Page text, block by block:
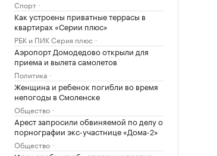
Спорт
Как устроены приватные террасы в
квартирах «Серии плюс»
РБК и ПИК Серия плюс
Аэропорт Домодедово открыли для
приема и вылета самолетов
Политика
Женщина и ребенок погибли во время
непогоды в Смоленске
Общество
Арест запросили обвиняемой по делу о
порнографии экс-участнице «Дома-2»
Общество